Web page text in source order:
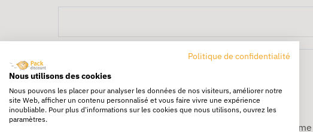
3 fonctions : épinglage, agrafage, cloutage.
Politique de confidentialité
Nous utilisons des cookies
Nous pouvons les placer pour analyser les données de nos visiteurs, améliorer notre
site Web, afficher un contenu personnalisé et vous faire vivre une expérience
inoubliable. Pour plus d'informations sur les cookies que nous utilisons, ouvrez les
paramètres.